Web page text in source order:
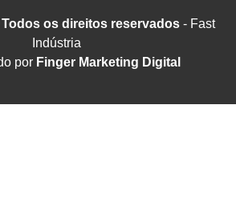
os direitos reservados- Fast
Indústria
por Finger Marketing Digital